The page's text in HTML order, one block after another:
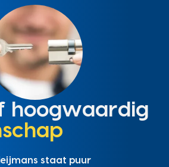
hoogwaardig
staat puur